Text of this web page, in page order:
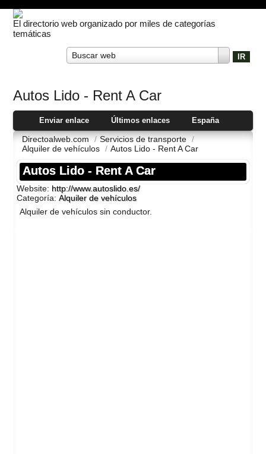
El directorio web organizado por miles de categorías
temáticas
Buscar web
Autos Lido - Rent A Car
Enviar enlace Últimos enlaces España
Directoalweb.com / Servicios de transporte /
Alquiler de vehí­culos / Autos Lido - Rent A Car
Autos Lido - Rent A Car
Website: http://www.autoslido.es/
Categoría:Alquiler de vehí­culos
Alquiler de vehí­culos sin conductor.